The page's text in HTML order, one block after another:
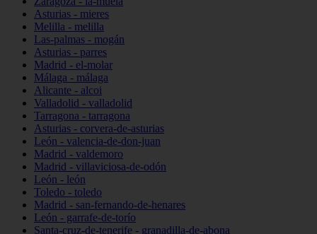
Asturias - mieres
Melilla - melilla
Las-palmas - mogán
Asturias - parres
Madrid - el-molar
Málaga - málaga
Alicante - alcoi
Valladolid - valladolid
Tarragona - tarragona
Asturias - corvera-de-asturias
León - valencia-de-don-juan
Madrid - valdemoro
Madrid - villaviciosa-de-odón
León - león
Toledo - toledo
Madrid - san-fernando-de-henares
León - garrafe-de-torío
Santa-cruz-de-tenerife - granadilla-de-abona